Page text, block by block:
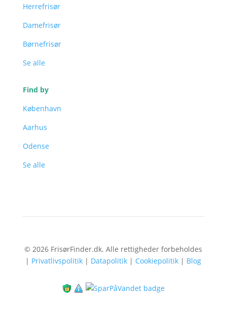
Herrefrisør
Damefrisør
Børnefrisør
Se alle
Find by
København
Aarhus
Odense
Se alle
© 2026 FrisørFinder.dk. Alle rettigheder forbeholdes
| Privatlivspolitik | Datapolitik | Cookiepolitik | Blog